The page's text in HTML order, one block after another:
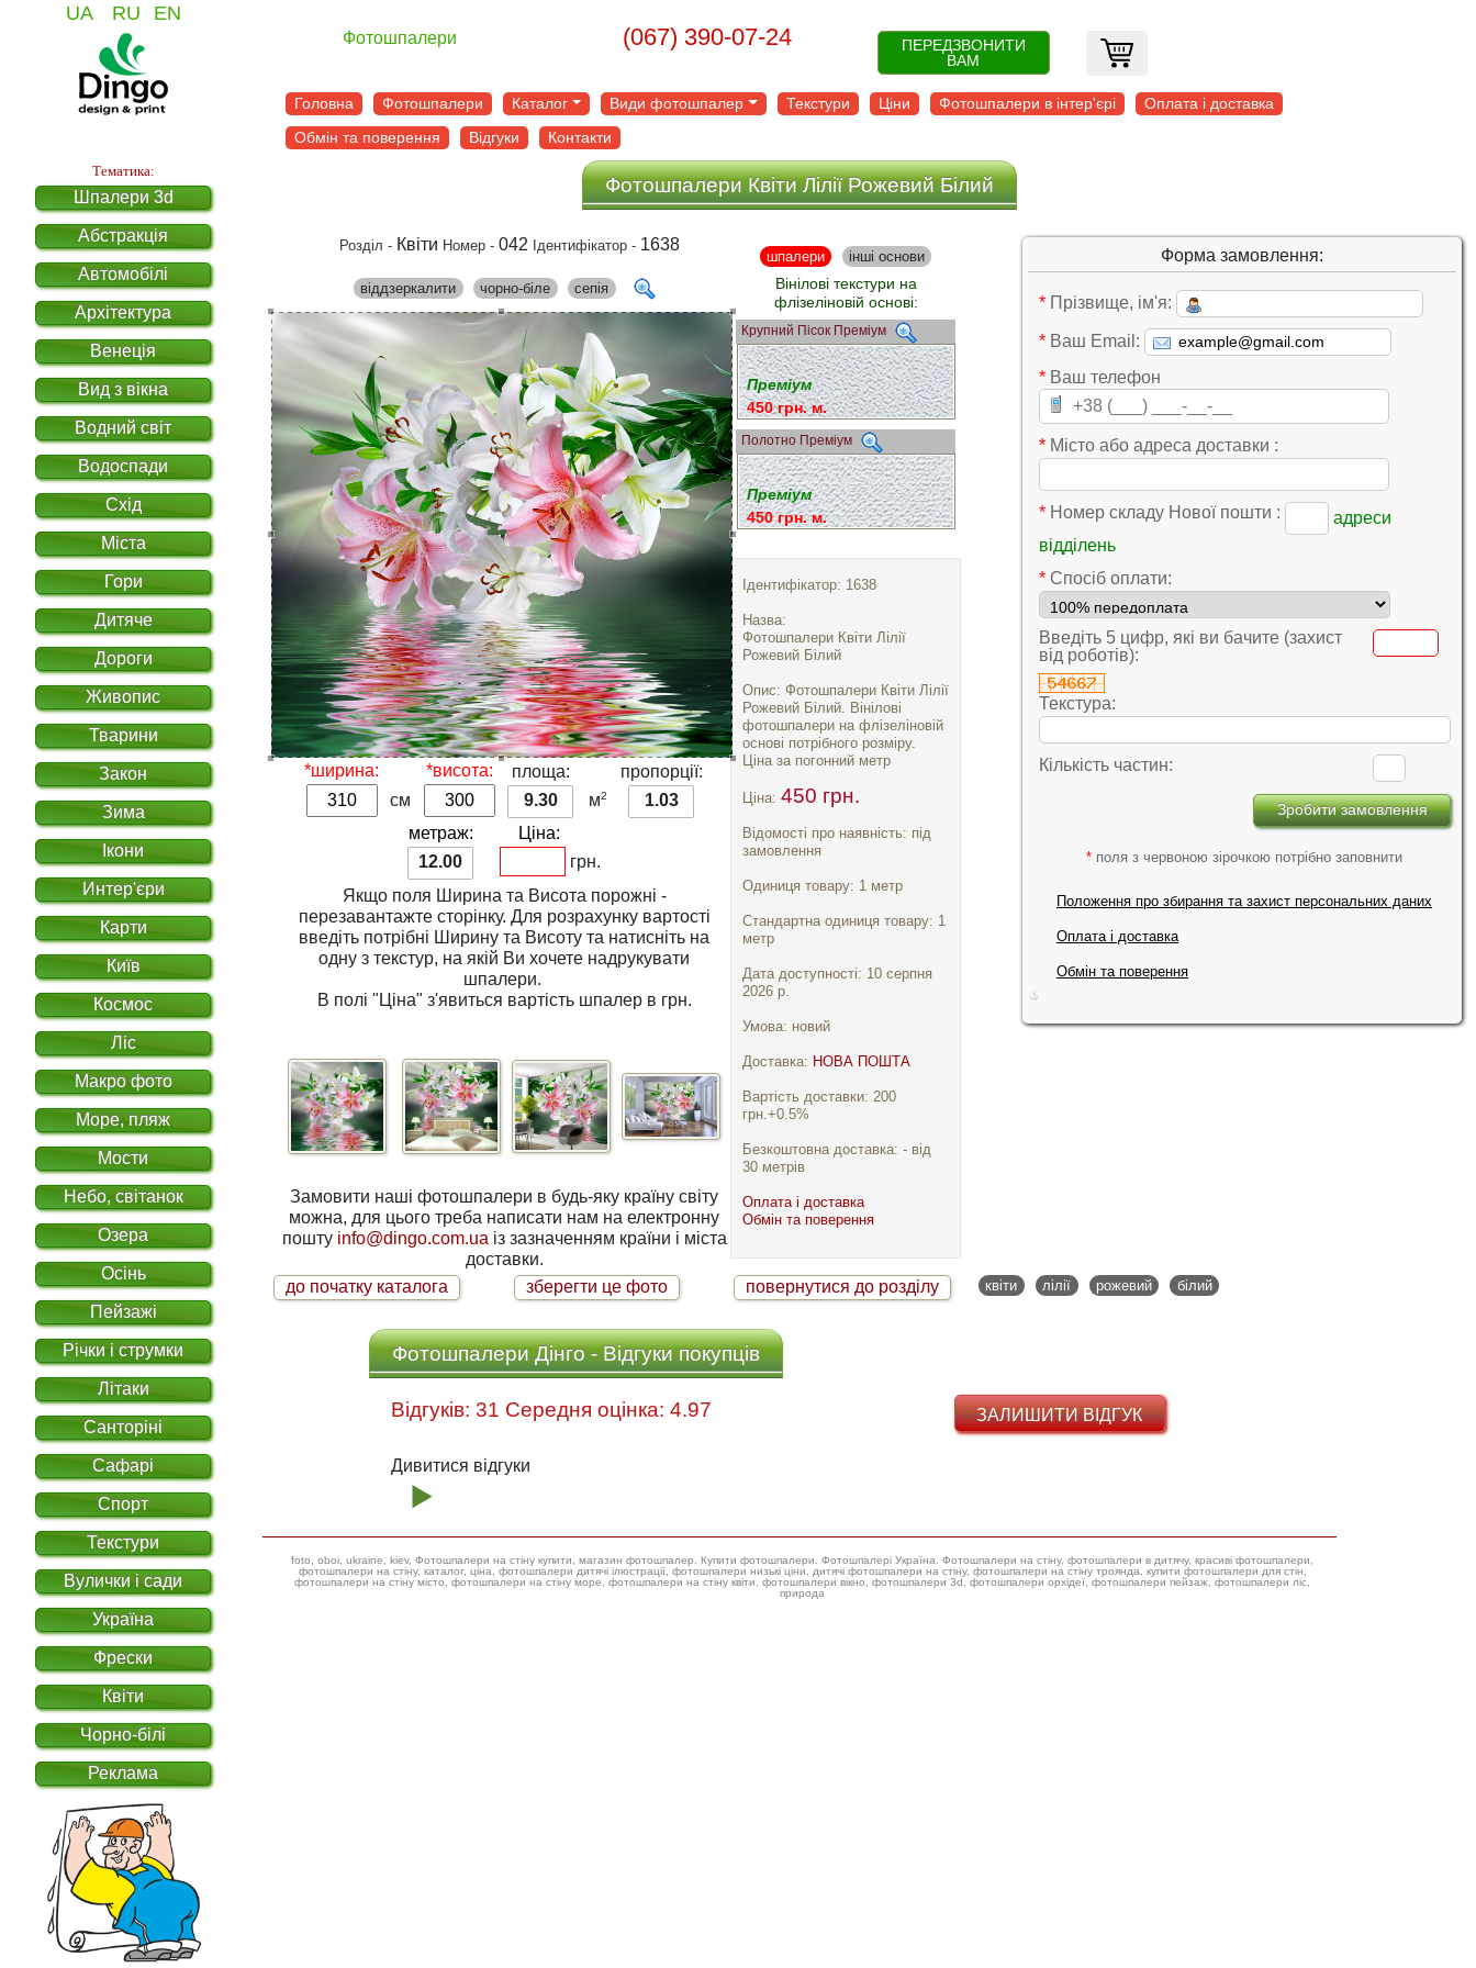
UA RU EN
Фотошпалери (067) 390-07-24
ПЕРЕДЗВОНИТИ
ВАМ
Головна Фотошпалери Каталог Види фотошпалер Текстури Ціни Фотошпалери в інтер'єрі
Оплата і доставка
Обмін та поверення
Відгуки Контакти
Тематика:
Шпалери 3d
Абстракція
Автомобілі
Архітектура
Венеція
Вид з вікна
Водний світ
Водоспади
Схід
Міста
Гори
Дитяче
Дороги
Живопис
Тварини
Закон
Зима
Ікони
Интер'єри
Карти
Київ
Космос
Ліс
Макро фото
Море, пляж
Мости
Небо, світанок
Озера
Осінь
Пейзажі
Річки і струмки
Літаки
Санторіні
Сафарі
Спорт
Текстури
Вулички і сади
Україна
Фрески
Квіти
Чорно-білі
Реклама
Фотошпалери Квіти Лілії Рожевий Білий
Розділ - Квіти Номер -042 Ідентифікатор - 1638
віддзеркалити чорно-біле сепія
*ширина:
см
*висота:
площа:
9.30
м2
пропорції:
1.03
метраж:
12.00
Ціна:
грн.
Якщо поля Ширина та Висота порожні -
перезавантажте сторінку. Для розрахунку вартості
введіть потрібні Ширину та Висоту та натисніть на
одну зтекстур, на якій Ви хочете надрукувати
шпалери.
В полі "Ціна" з'явиться вартість шпалер в грн.
Замовити наші фотошпалери в будь-яку країну світу
можна, для цього треба написати нам на електронну
пошту info@dingo.com.ua із зазначенням країни і міста
доставки.
шпалери інші основи
Вінілові текстури на
флізеліновій основі:
Крупний Пісок Преміум
Преміум
450 грн. м.
Полотно Преміум
Преміум
450 грн. м.
Ідентифікатор: 1638
Назва:
Фотошпалери Квіти Лілії
Рожевий Білий
Опис: Фотошпалери Квіти Лілії
Рожевий Білий. Вінілові
фотошпалери на флізеліновій
основі потрібного розміру.
Ціна за погонний метр
Ціна: 450 грн.
Відомості про наявність: під
замовлення
Одиниця товару: 1 метр
Стандартна одиниця товару: 1
метр
Дата доступності: 10 серпня
2026 р.
Умова: новий
Доставка: НОВА ПОШТА
Вартість доставки: 200
грн.+0.5%
Безкоштовна доставка: - від
30 метрів
Оплата і доставка
Обмін та поверення
Форма замовлення:
* Прізвище, ім'я:
* Ваш Email:
* Ваш телефон
* Місто або адреса доставки :
* Номер складу Нової пошти :
адреси
відділень
* Cпосіб оплати:
Введіть 5 цифр, які ви бачите (захист
від роботів):
Текстура:
Кількість частин:
* поля з червоною зірочкою потрібно заповнити
Положення про збирання та захист персональних даних
Оплата і доставка
Обмін та поверення
до початку каталога зберегти це фото повернутися до розділу квіти лілії рожевий білий
Фотошпалери Дінго - Відгуки покупців
ЗАЛИШИТИ ВІДГУК
Відгуків: 31 Середня оцінка: 4.97
Дивитися відгуки
foto, oboi, ukraine, kiev, Фотошпалери на стіну купити, магазин фотошпалер. Купити фотошпалери. Фотошпалері Україна. Фотошпалери на стіну, фотошпалери в дитячу, красиві фотошпалери,
фотошпалери на стіну, каталог, ціна, фотошпалери дитячі ілюстрації, фотошпалери низькі ціни, дитячі фотошпалери на стіну, фотошпалери на стіну троянда, купити фотошпалери для стін,
фотошпалери на стіну місто, фотошпалери на стіну море, фотошпалери на стіну квіти, фотошпалери вікно, фотошпалери 3d, фотошпалери орхідеї, фотошпалери пейзаж, фотошпалери ліс,
природа